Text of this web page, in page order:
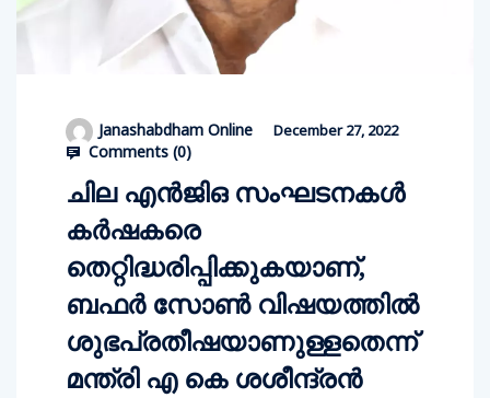
Janashabdham Online December 27, 2022
Comments (0)
ചില എൻജിഒ സംഘടനകൾ
കർഷകരെ
തെറ്റിദ്ധരിപ്പിക്കുകയാണ്,
ബഫർ സോൺ വിഷയത്തിൽ
ശുഭപ്രതീഷയാണുള്ളതെന്ന്
മന്ത്രി എ കെ ശശീന്ദ്രൻ